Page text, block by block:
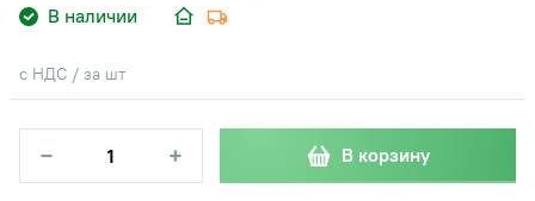
В наличии
с НДС / за шт
− + В корзину